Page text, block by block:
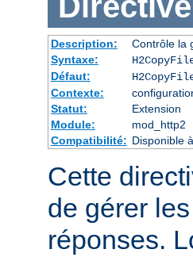
Description:
Contrôle la
Syntaxe:
Défaut:
Contexte:
Statut:
Extension
Module:
mod_http2
Compatibilité: Disponible
Cette
de gérer
réponses.